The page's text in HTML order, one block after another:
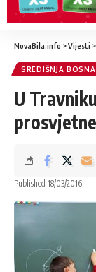
NovaBila.info >Vijesti >
SREDIŠNJA BOSNA
U
Published 18/03/2016